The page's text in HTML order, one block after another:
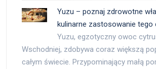
Yuzu – poznaj zdrowotne
kulinarne zastosowanie tego
Yuzu, egzotyczny owoc
Wschodniej, zdobywa coraz większą
całym świecie. Przypominający małą